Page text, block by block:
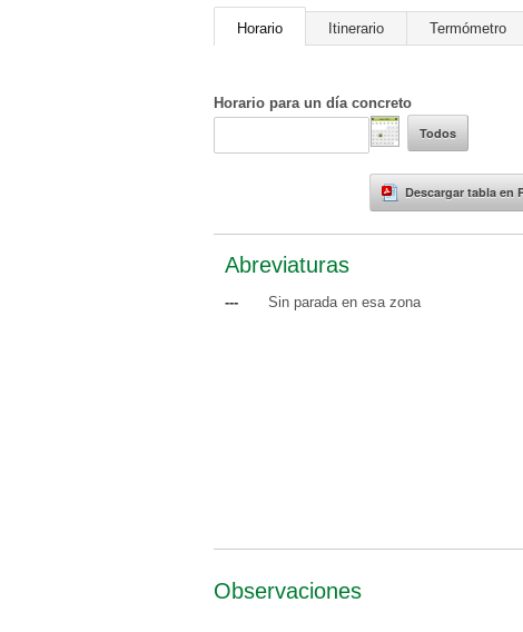
Horario Itinerario Termómetro
Horario para un día concreto
Todos
Descargar tabla en
Abreviaturas
--- Sin parada en esa zona
Observaciones